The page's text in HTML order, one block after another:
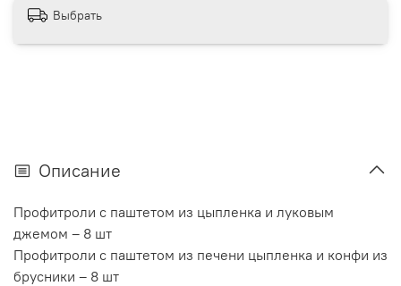
Выбрать
Описание
Профитроли с паштетом из цыпленка и луковым
джемом – 8 шт
Профитроли с паштетом из печени цыпленка и конфи из
брусники – 8 шт